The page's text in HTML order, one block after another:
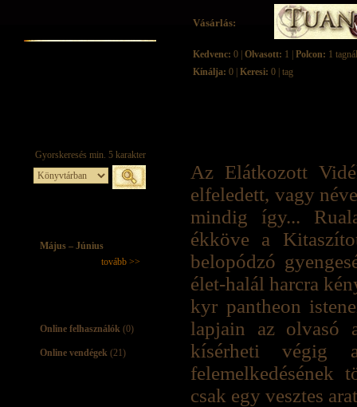
Május – Június
tovább >>
Online felhasználók (0)
Online vendégek (21)
Vásárlás:
Kedvenc: 0 | Olvasott: 1 | Polcon: 1 tagnál
Kínálja: 0 | Keresi: 0 | tag
Az Elátkozott
elfeledett, vagy
mindig így...
ékköve a
belopódzó
élet-halál harcra
kyr pantheon
lapjain az olvasó
kísérheti végig
felemelkedésének
csak egy vesztes